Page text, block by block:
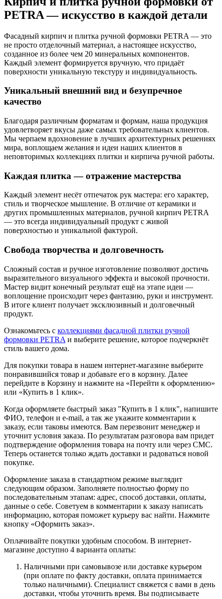
PETRA — искусство в каждой детали
Фасадный кирпич и плитка ручной формовки PETRA — это
не просто отделочный материал, а настоящее искусство,
созданное из более чем 20 минеральных компонентов.
Каждый элемент формируется вручную, что придаёт
поверхности уникальную текстуру и индивидуальность.
Уникальный внешний вид и безупречное
качество
Благодаря различным форматам и формам, наша продукция
удовлетворяет вкусы даже самых требовательных клиентов.
Мы черпаем вдохновение в лучших архитектурных решениях
мира, воплощаем желания и идеи наших клиентов в
неповторимых коллекциях плитки и кирпича ручной работы.
Каждая плитка — отражение мастерства
Каждый элемент несёт отпечаток рук мастера: его характер,
стиль и творческое мышление. В отличие от керамики и
других промышленных материалов, ручной кирпич PETRA
— это всегда индивидуальный продукт с живой
поверхностью и уникальной фактурой.
Свобода творчества и долговечность
Сложный состав и ручное изготовление позволяют достичь
выразительного визуального эффекта и высокой прочности.
Мастер видит конечный результат ещё на этапе идеи —
воплощение происходит через фантазию, руки и инструмент.
В итоге клиент получает эксклюзивный и долговечный
продукт.
Ознакомьтесь с коллекциями фасадной плитки ручной
формовки PETRA и выберите решение, которое подчеркнёт
стиль вашего дома.
Для покупки товара в нашем интернет-магазине выберите
понравившийся товар и добавьте его в корзину. Далее
перейдите в Корзину и нажмите на «Перейти к оформлению»
или «Купить в 1 клик».
Когда оформляете быстрый заказ "Купить в 1 клик", напишите
ФИО, телефон и e-mail, а так же укажите комментарии к
заказу, если таковы имеются. Вам перезвонит менеджер и
уточнит условия заказа. По результатам разговора вам придет
подтверждение оформления товара на почту или через СМС.
Теперь останется только ждать доставки и радоваться новой
покупке.
Оформление заказа в стандартном режиме выглядит
следующим образом. Заполняете полностью форму по
последовательным этапам: адрес, способ доставки, оплаты,
данные о себе. Советуем в комментарии к заказу написать
информацию, которая поможет курьеру вас найти. Нажмите
кнопку «Оформить заказ».
Оплачивайте покупки удобным способом. В интернет-
магазине доступно 4 варианта оплаты:
Наличными при самовывозе или доставке курьером
(при оплате по факту доставки, оплата принимается
только наличными). Специалист свяжется с вами в день
доставки, чтобы уточнить время. Вы подписываете